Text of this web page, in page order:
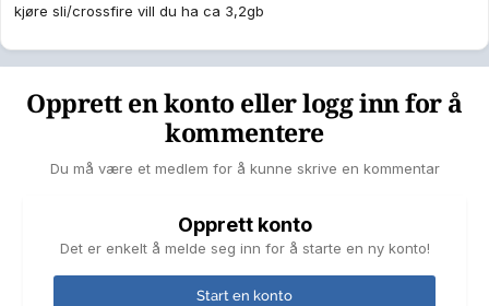
kjøre sli/crossfire vill du ha ca 3,2gb
Opprett en konto eller logg inn for å
kommentere
Du må være et medlem for å kunne skrive en kommentar
Opprett konto
Det er enkelt å melde seg inn for å starte en ny konto!
Start en konto